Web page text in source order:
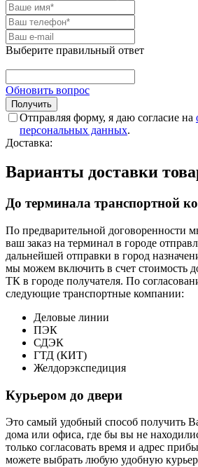
Выберите правильный ответ
Обновить вопрос
Отправляя форму, я даю согласие на
персональных данных.
Доставка:
Варианты доставки
До терминала транспортной
По предварительной договоренности
ваш заказ на терминал в городе
дальнейшей отправки в город
мы можем включить в счет стоимость
ТК в городе получателя. По
следующие транспортные компании:
Деловые линии
ПЭК
СДЭК
ГТД (КИТ)
Желдорэкспедиция
Курьером до двери
Это самый удобный способ получить
дома или офиса, где бы вы не
только согласовать время и адрес
можете выбрать любую удобную